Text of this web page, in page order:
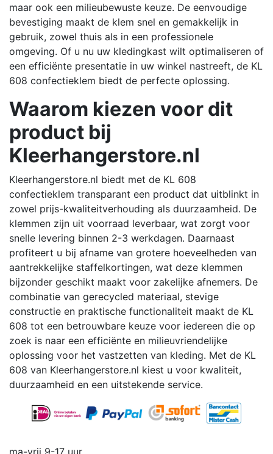
maar ook een milieubewuste keuze. De eenvoudige
bevestiging maakt de klem snel en gemakkelijk in
gebruik, zowel thuis als in een professionele
omgeving. Of u nu uw kledingkast wilt optimaliseren of
een efficiënte presentatie in uw winkel nastreeft, de KL
608 confectieklem biedt de perfecte oplossing.
Waarom kiezen voor dit
product bij
Kleerhangerstore.nl
Kleerhangerstore.nl biedt met de KL 608
confectieklem transparant een product dat uitblinkt in
zowel prijs-kwaliteitverhouding als duurzaamheid. De
klemmen zijn uit voorraad leverbaar, wat zorgt voor
snelle levering binnen 2-3 werkdagen. Daarnaast
profiteert u bij afname van grotere hoeveelheden van
aantrekkelijke staffelkortingen, wat deze klemmen
bijzonder geschikt maakt voor zakelijke afnemers. De
combinatie van gerecycled materiaal, stevige
constructie en praktische functionaliteit maakt de KL
608 tot een betrouwbare keuze voor iedereen die op
zoek is naar een efficiënte en milieuvriendelijke
oplossing voor het vastzetten van kleding. Met de KL
608 van Kleerhangerstore.nl kiest u voor kwaliteit,
duurzaamheid en een uitstekende service.
ma-vrij 9-17 uur